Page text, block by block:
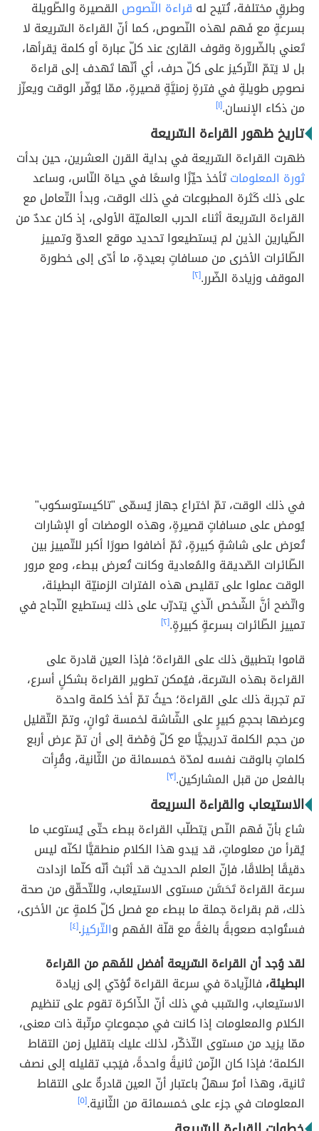
وطرقٍ مختلفة، تُتيح له قراءة النّصوص القصيرة والطّويلة
بسرعةٍ مع فَهم لهذه النّصوص، كما أنّ القراءة السّريعة لا
تَعني بالضّرورة وقوف القارئ عند كلّ عبارة أو كلمة يَقرأها،
بل لا يَتمّ التّركيز على كلّ حرف، أي أنّها تَهدف إلى قراءة
نصوصٍ طويلةٍ في فترةٍ زمنيَّةٍ قصيرةٍ، ممّا يُوفّر الوقت ويعزّز
من ذكاء الإنسان.[١]
تاريخ ظهور القراءة السّريعة
ظهرت القراءة السّريعة في بداية القرن العشرين، حين بدأت
ثورة المعلوماتتَأخذ حيِّزًا واسعًا في حياة النّاس، وساعد
على ذلك كَثرة المطبوعات في ذلك الوقت، وبدأ التّعامل مع
القراءة السّريعة أثناء الحرب العالميّة الأولى، إذ كان عددٌ من
الطّيارين الذين لم يَستطيعوا تحديد موقع العدوّ وتمييز
الطّائرات الأخرى من مسافاتٍ بعيدةٍ، ما أدّى إلى خطورة
الموقف وزيادة الضّرر.[٢]
في ذلك الوقت، تمّ اختراع جهاز يُسمّى "تاكيستوسكوب"
يُومض على مسافاتٍ قصيرةٍ، وهذه الومضات أو الإشارات
تُعرَض على شاشةٍ كبيرةٍ، ثمّ أضافوا صورًا أكبر للتّمييز بين
الطّائرات الصّديقة والمُعادية وكانت تُعرض ببطء، ومع مرور
الوقت عملوا على تقليص هذه الفترات الزمنيّة البطيئة،
واتّضح أنَّ الشّخص الّذي يَتدرّب على ذلك يَستطيع النّجاح في
تمييز الطّائرات بسرعةٍ كبيرةٍ.[٢]
قاموا بتطبيق ذلك على القراءة؛ فإذا العين قادرة على
القراءة بهذه السّرعة، فيُمكن تطوير القراءة بشكلٍ أسرع،
تم تجربة ذلك على القراءة؛ حيثُ تمّ أخذ كلمة واحدة
وعرضها بحجمٍ كبيرٍ على الشّاشة لخمسة ثوانٍ، وتمّ التّقليل
من حجم الكلمة تدريجيًّا مع كلّ وَمْضة إلى أن تمّ عرض أربع
كلماتٍ بالوقت نفسه لمدّة خمسمائة من الثّانية، وقُرِأت
بالفعل من قبل المشاركين.[٣]
الاستيعاب والقراءة السريعة
شاع بأنّ فَهم النّص يَتطلّب القراءة ببطء حتّى يُستوعب ما
يُقرأ من معلوماتٍ، قد يَبدو هذا الكلام منطقيًّا لكنّه ليس
دقيقًا إطلاقًا، فإنّ العلم الحديث قد أثبث أنّه كلّما ازدادت
سرعة القراءة تَحَسَّن مستوى الاستيعاب، وللتّحقّق من صحة
ذلك، قم بقراءة جملة ما ببطء مع فصل كلّ كلمةٍ عن الأخرى،
فستُواجه صعوبةً بالغةً مع قلّة الفَهم والتّركيز.[٤]
لقد وُجد أن القراءة السّريعة أفضل للفَهم من القراءة
البطيئة، فالزّيادة في سرعة القراءة تُؤدّي إلى زيادة
الاستيعاب، والسّبب في ذلك أنّ الذّاكرة تقوم على تنظيم
الكلام والمعلومات إذا كانت في مجموعاتٍ مرتّبة ذات معنى،
ممّا يزيد من مستوى التّذكّر، لذلك عليك بتقليل زمن التقاط
الكلمة؛ فإذا كان الزّمن ثانيةً واحدةً، فيَجب تقليله إلى نصف
ثانية، وهذا أمرٌ سهلٌ باعتبار أنّ العين قادرةٌ على التقاط
المعلومات في جزء على خمسمائة من الثّانية.[٥]